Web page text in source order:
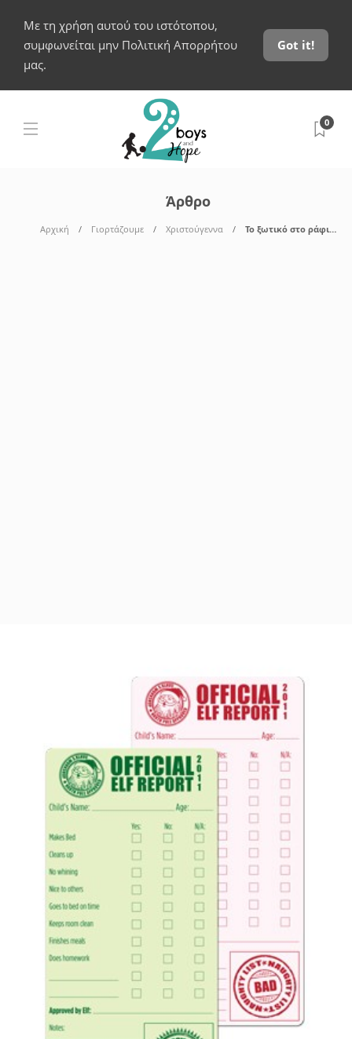
Με τη χρήση αυτού του ιστότοπου,
συμφωνείται μην Πολιτική Απορρήτου
μας.
Got it!
0
Άρθρο
Αρχική Γιορτάζουμε Χριστούγεννα Το ξωτικό στο ράφι…